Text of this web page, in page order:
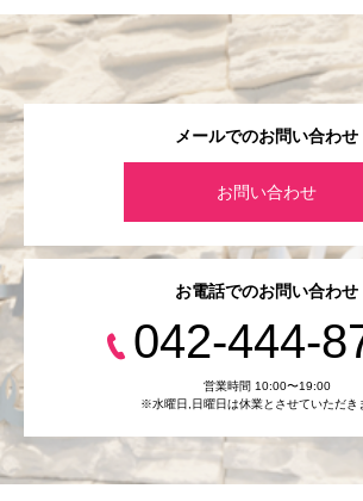
メールでのお問い合わせ
お問い合わせ
お電話でのお問い合わせ
042-444-
営業時間 10:00〜19:00
※水曜日,⽇曜日は休業とさせていただき